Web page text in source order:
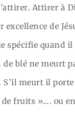
. Attirer à
excellence de
spécifie quand il
de blé ne meurt
S’il meurt il porte
de fruits »…. ou